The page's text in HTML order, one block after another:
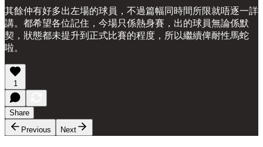
其餘仲有好多出左場的球員，不過篇幅同時間所限就唔逐一詳
講。都希望各位記住，今場只係熱身賽，出的球員無論係默
契，狀態都未提升到正式比賽的程度，所以繼續俾耐性馬蛇
啦。
1
Share
Previous
Next